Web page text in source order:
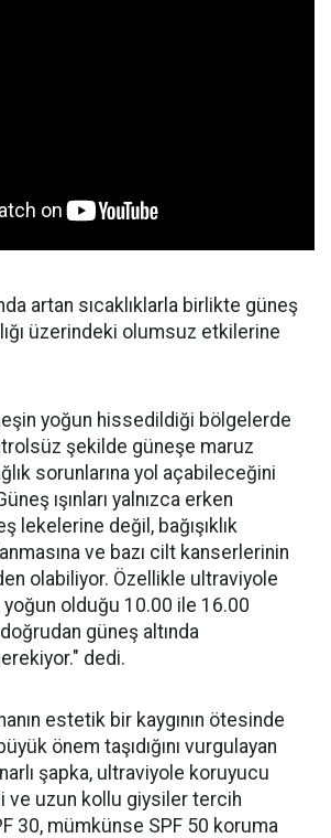
artan sıcaklıklarla birlikte güneş
üzerindeki olumsuz etkilerine
yoğun hissedildiği bölgelerde
şekilde güneşe maruz
sorunlarına yol açabileceğini
ışınları yalnızca erken
lekelerine değil, bağışıklık
ve bazı cilt kanserlerinin
olabiliyor. Özellikle ultraviyole
yoğun olduğu 10.00 ile 16.00
güneş altında
dedi.
estetik bir kaygının ötesinde
önem taşıdığını vurgulayan
şapka, ultraviyole koruyucu
ve uzun kollu giysiler tercih
30, mümkünse SPF 50 koruma